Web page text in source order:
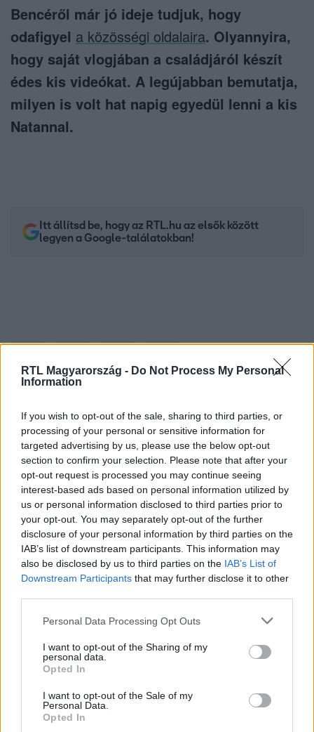
RTL Magyarország - Do Not Process My Personal
Information
If you wish to opt-out of the sale, sharing to third parties, or
processing of your personal or sensitive information for
targeted advertising by us, please use the below opt-out
section to confirm your selection. Please note that after your
opt-out request is processed you may continue seeing
interest-based ads based on personal information utilized by
us or personal information disclosed to third parties prior to
your opt-out. You may separately opt-out of the further
disclosure of your personal information by third parties on the
IAB’s list of downstream participants. This information may
also be disclosed by us to third parties on the IAB’s List of
Downstream Participants that may further disclose it to other
Please note that this website/app uses one or more Google
not limited to your visit or usage behaviour. You may click to
grant or deny consent to Google and its third-party tags to
use your data for below specified purposes in below Google
consent section.
Personal Data Processing Opt Outs
I want to opt-out of the Sharing of my
personal data.
Opted In
I want to opt-out of the Sale of my
Personal Data.
Opted In
Bencéről már jó ideje tudjuk, hogy
odafigyel a közösségi oldalaira. Olyannyira,
hogy saját vlogjában a családjáról készít
édes kis videókat. A legújabban bemutatja,
milyen is volt hat napig egyedül lenni a kis
Natannal.
Itt állítsd be, hogy az RTL.hu az elsők között
legyen a Google-találatokban!
Kövess minket, és értesülj a friss hírekről a
Facebookon is!
Követem
RTL RTL KLUB
Népszerű